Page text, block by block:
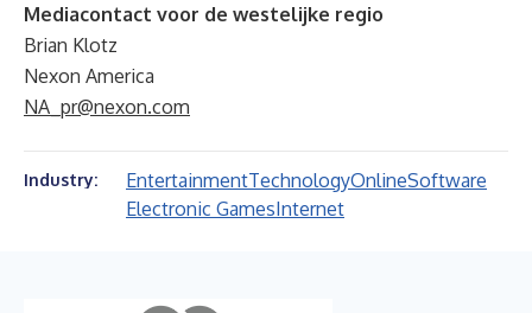
Mediacontact voor de westelijke regio
Brian Klotz
Nexon America
NA_pr@nexon.com
Industry: EntertainmentTechnologyOnlineSoftware
Electronic GamesInternet